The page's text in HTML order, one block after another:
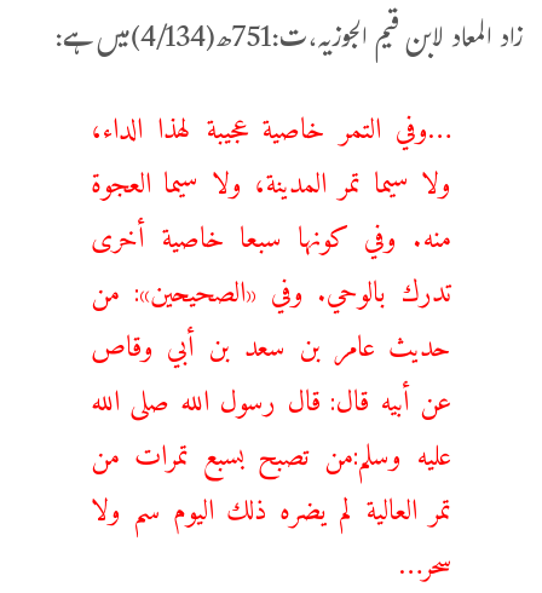
زاد المعاد لابن قیم الجوزیہ،ت:751ھ(4/134)میں ہے:
…وفي التمر خاصية عجيبة لهذا الداء،
ولا سيما تمر المدينة، ولا سيما العجوة
منه. وفي كونها سبعا خاصية أخرى
تدرك بالوحي. وفي «الصحيحين»: من
حديث عامر بن سعد بن أبي وقاص
عن أبيه قال: قال رسول الله صلى الله
عليه وسلم:من تصبح بسبع تمرات من
تمر العالية لم يضره ذلك اليوم سم ولا
سحر…